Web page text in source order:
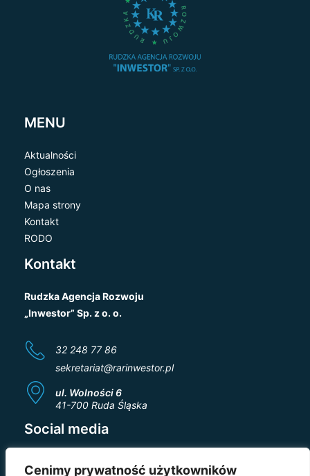
Cenimy prywatność użytkowników
MENU
Aktualności
Ogłoszenia
O nas
Mapa strony
Kontakt
RODO
Kontakt
Rudzka Agencja Rozwoju
„Inwestor” Sp. z o. o.
32 248 77 86
sekretariat@rarinwestor.pl
ul. Wolności 6
41-700 Ruda Śląska
Social media